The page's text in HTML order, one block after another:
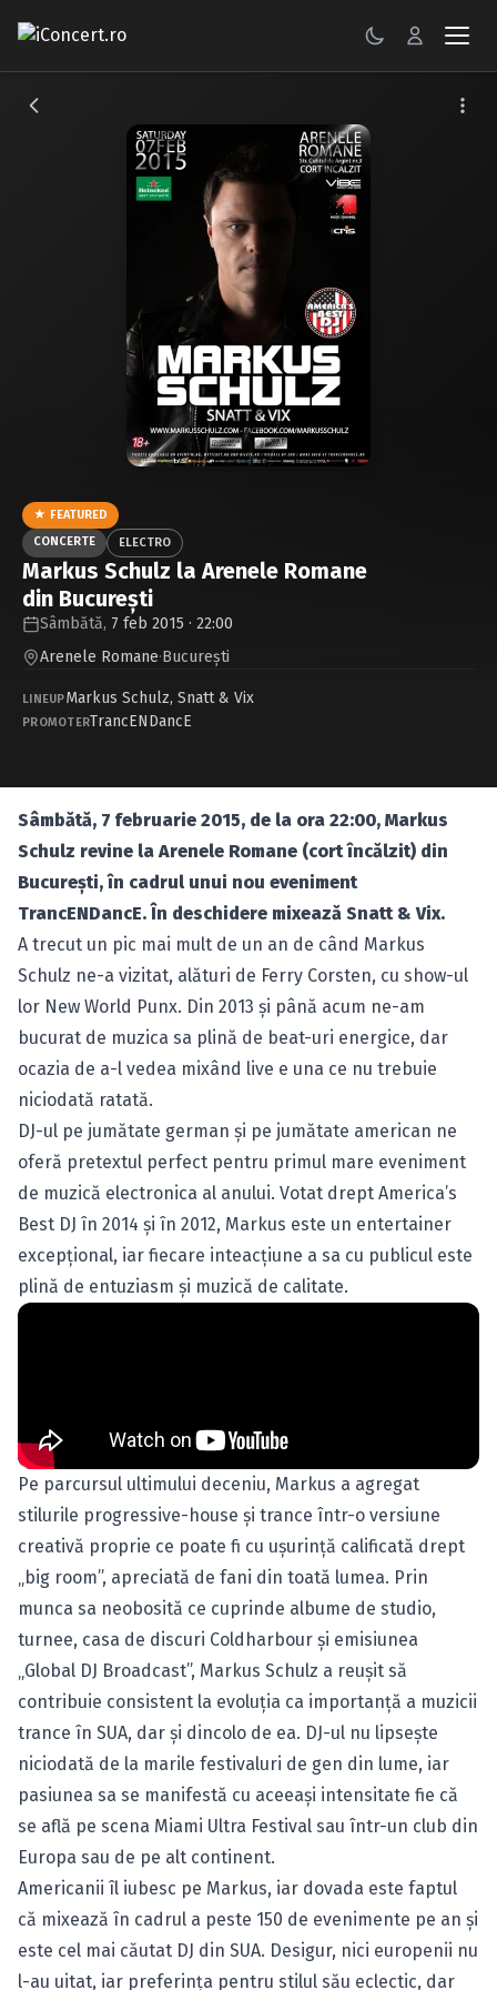
CONCERTE
Caută în site...
★ FEATURED
CONCERTE
ELECTRO
Markus Schulz la Arenele Romane
din Bucureşti
Sâmbătă, 7 feb 2015 · 22:00
Arenele Romane·Bucureşti
LINEUPMarkus Schulz, Snatt & Vix
PROMOTERTrancENDancE
Sâmbătă, 7 februarie 2015, de la ora 22:00, Markus
Schulz revine la Arenele Romane (cort încălzit) din
Bucureşti, în cadrul unui nou eveniment
TrancENDancE. În deschidere mixează Snatt & Vix.
A trecut un pic mai mult de un an de când Markus
Schulz ne-a vizitat, alături de Ferry Corsten, cu show-ul
lor New World Punx. Din 2013 şi până acum ne-am
bucurat de muzica sa plină de beat-uri energice, dar
ocazia de a-l vedea mixând live e una ce nu trebuie
niciodată ratată.
DJ-ul pe jumătate german şi pe jumătate american ne
oferă pretextul perfect pentru primul mare eveniment
de muzică electronica al anului. Votat drept America’s
Best DJ în 2014 şi în 2012, Markus este un entertainer
excepţional, iar fiecare inteacţiune a sa cu publicul este
plină de entuziasm şi muzică de calitate.
Pe parcursul ultimului deceniu, Markus a agregat
stilurile progressive-house şi trance într-o versiune
creativă proprie ce poate fi cu uşurință calificată drept
„big room”, apreciată de fani din toată lumea. Prin
munca sa neobosită ce cuprinde albume de studio,
turnee, casa de discuri Coldharbour şi emisiunea
„Global DJ Broadcast”, Markus Schulz a reuşit să
contribuie consistent la evoluţia ca importanţă a muzicii
trance în SUA, dar şi dincolo de ea. DJ-ul nu lipseşte
niciodată de la marile festivaluri de gen din lume, iar
pasiunea sa se manifestă cu aceeaşi intensitate fie că
se află pe scena Miami Ultra Festival sau într-un club din
Europa sau de pe alt continent.
Americanii îl iubesc pe Markus, iar dovada este faptul
că mixează în cadrul a peste 150 de evenimente pe an şi
este cel mai căutat DJ din SUA. Desigur, nici europenii nu
l-au uitat, iar preferinţa pentru stilul său eclectic, dar